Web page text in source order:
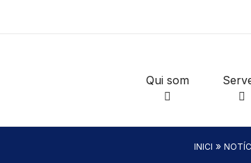
Qui som
INICI »